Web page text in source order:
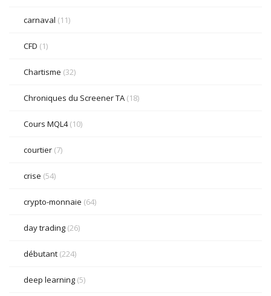
carnaval (11)
CFD (1)
Chartisme (32)
Chroniques du Screener TA (18)
Cours MQL4(10)
courtier (7)
crise (54)
crypto-monnaie (64)
day trading (26)
débutant (224)
deep learning (5)